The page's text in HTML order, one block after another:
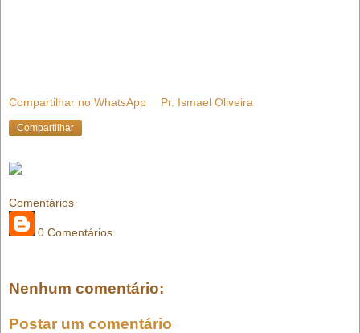
Compartilhar no WhatsApp Pr. Ismael Oliveira
Compartilhar
Comentários
0 Comentários
Nenhum comentário:
Postar um comentário